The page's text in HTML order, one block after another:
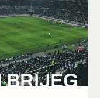
BRIJEG